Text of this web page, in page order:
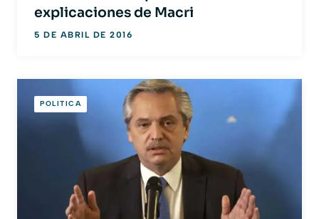
explicaciones de Macri
5 DE ABRIL DE 2016
POLITICA